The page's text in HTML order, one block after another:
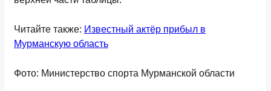
Читайте также: Известный актёр прибыл в
Мурманскую область
Фото: Министерство спорта Мурманской области